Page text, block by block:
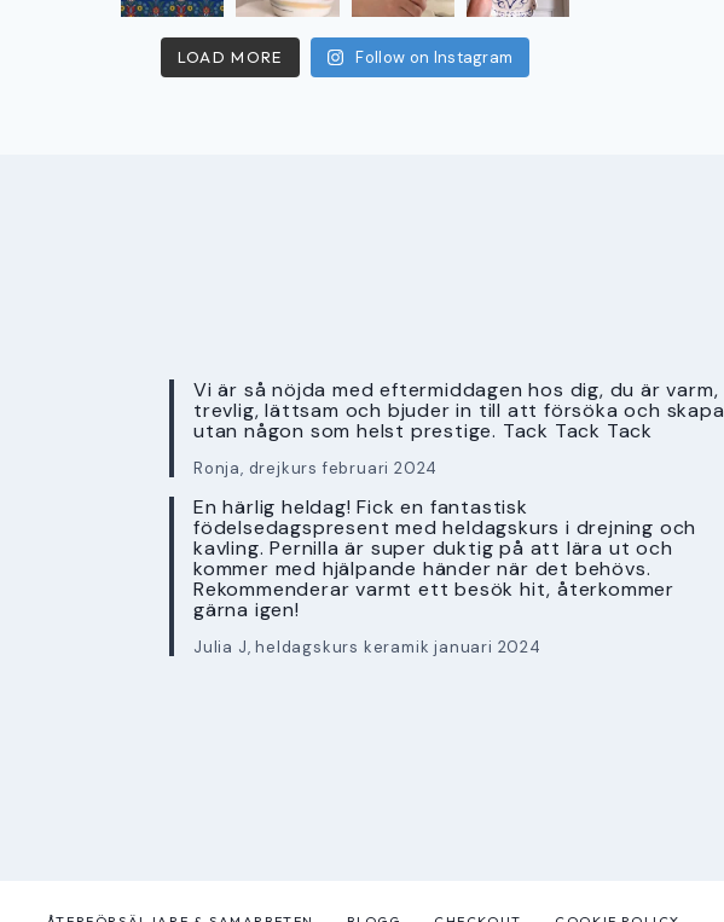
LOAD MORE Follow on Instagram
Vi är så nöjda med eftermiddagen hos dig, du är varm,
trevlig, lättsam och bjuder in till att försöka och skapa
utan någon som helst prestige. Tack Tack Tack
Ronja, drejkurs februari 2024
En härlig heldag! Fick en fantastisk
födelsedagspresent med heldagskurs i drejning och
kavling. Pernilla är super duktig på att lära ut och
kommer med hjälpande händer när det behövs.
Rekommenderar varmt ett besök hit, återkommer
gärna igen!
Julia J, heldagskurs keramik januari 2024